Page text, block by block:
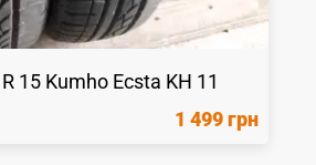
15 Kumho Ecsta KH 11
1 499 грн